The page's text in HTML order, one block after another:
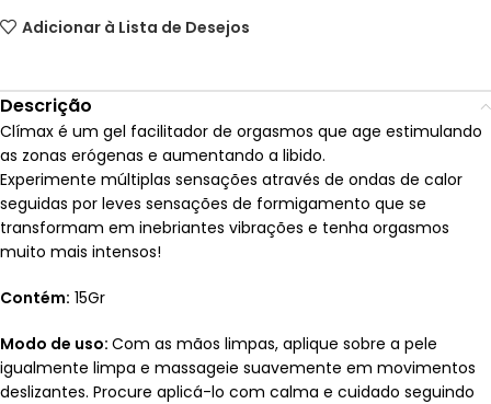
Adicionar à Lista de Desejos
Descrição
Clímax é um gel facilitador de orgasmos que age estimulando
as zonas erógenas e aumentando a libido.
Experimente múltiplas sensações através de ondas de calor
seguidas por leves sensações de formigamento que se
transformam em inebriantes vibrações e tenha orgasmos
muito mais intensos!
Contém: 15Gr
Modo de uso: Com as mãos limpas, aplique sobre a pele
igualmente limpa e massageie suavemente em movimentos
deslizantes. Procure aplicá-lo com calma e cuidado seguindo